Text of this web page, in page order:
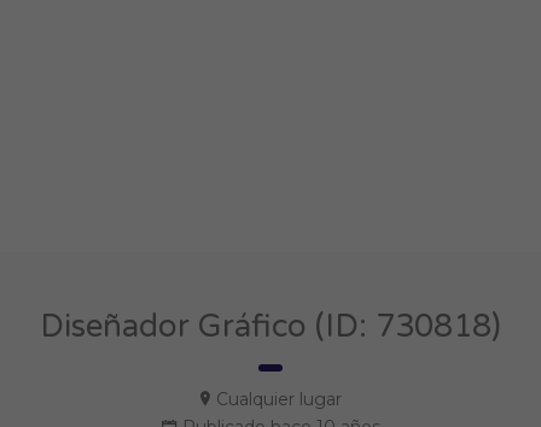
Diseñador Gráfico (ID: 730818)
Cualquier lugar